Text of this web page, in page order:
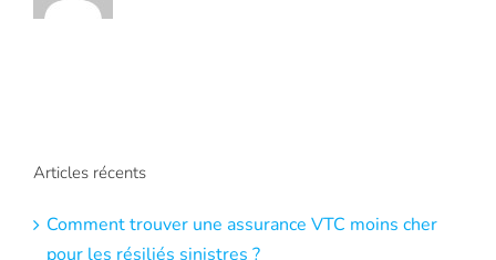
Articles récents
Comment trouver une assurance VTC moins cher
pour les résiliés sinistres ?